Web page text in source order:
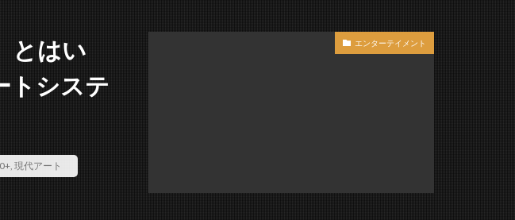
とはい
トシステ
, 現代アート
エンターテイメント